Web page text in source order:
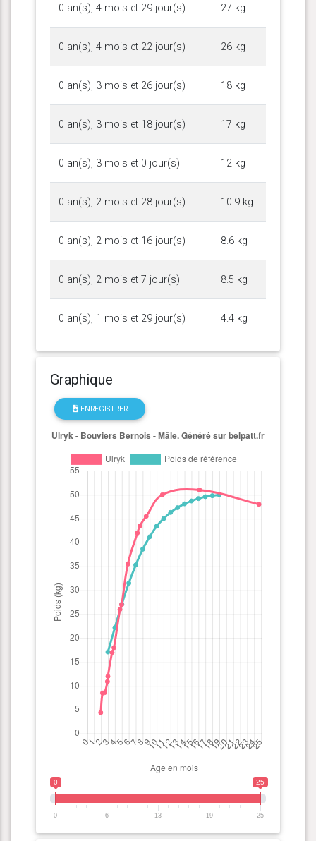
0 an(s), 4 mois et 29 jour(s) 27 kg
0 an(s), 4 mois et 22 jour(s) 26 kg
0 an(s), 3 mois et 26 jour(s) 18 kg
0 an(s), 3 mois et 18 jour(s) 17 kg
0 an(s), 3 mois et 0 jour(s) 12 kg
0 an(s), 2 mois et 28 jour(s) 10.9 kg
0 an(s), 2 mois et 16 jour(s) 8.6 kg
0 an(s), 2 mois et 7 jour(s) 8.5 kg
0 an(s), 1 mois et 29 jour(s) 4.4 kg
Graphique
ENREGISTRER
0 25
0 6 13 19 25